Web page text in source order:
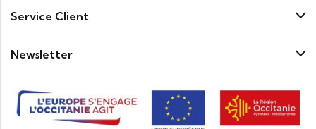
Service Client
Newsletter